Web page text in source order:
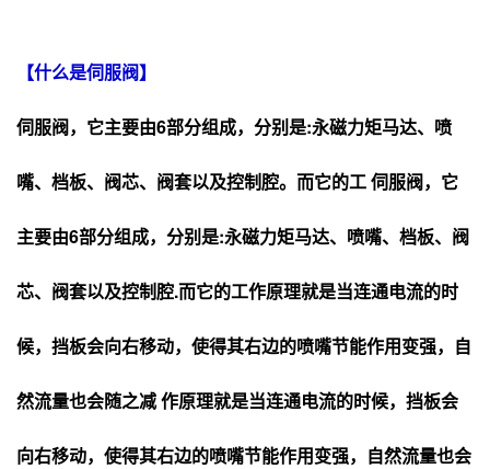
【什么是伺服阀】
伺服阀，它主要由6部分组成，分别是:永磁力矩马达、喷
嘴、档板、阀芯、阀套以及控制腔。而它的工 伺服阀，它
主要由6部分组成，分别是:永磁力矩马达、喷嘴、档板、阀
芯、阀套以及控制腔.而它的工作原理就是当连通电流的时
候，挡板会向右移动，使得其右边的喷嘴节能作用变强，自
然流量也会随之减 作原理就是当连通电流的时候，挡板会
向右移动，使得其右边的喷嘴节能作用变强，自然流量也会